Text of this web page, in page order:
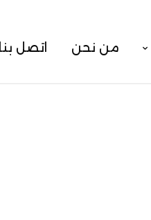
من نحن اتصل بنا